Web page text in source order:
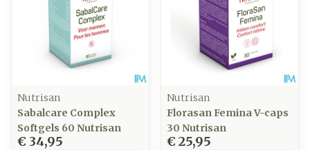
Nutrisan
Sabalcare Complex
Softgels 60 Nutrisan
€ 34,95
Nutrisan
Florasan Femina V-caps
30 Nutrisan
€ 25,95